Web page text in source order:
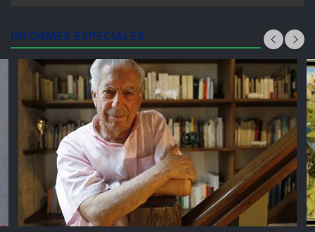
INFORMES ESPECIALES